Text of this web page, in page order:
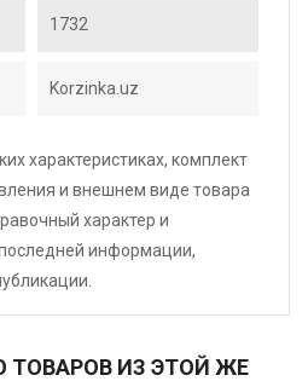
1732
Korzinka.uz
характеристиках, комплект
и внешнем виде товара
характер и
информации,
ТОВАРОВ ИЗ ЭТОЙ ЖЕ